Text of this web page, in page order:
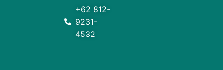
+62 812-
9231-
4532